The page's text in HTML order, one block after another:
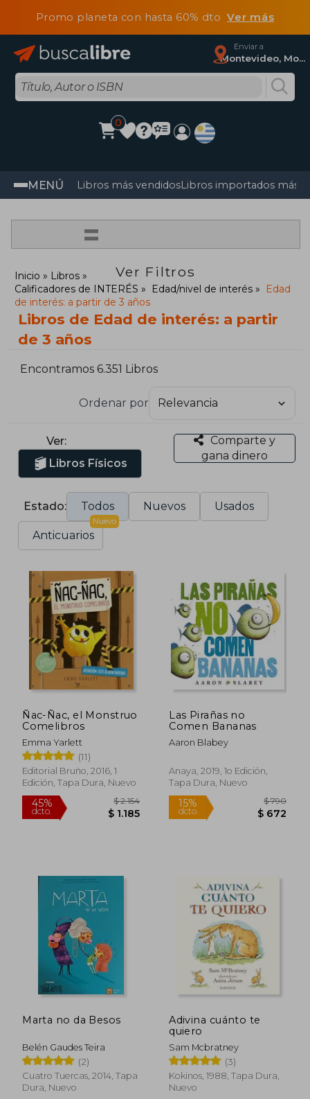
Promo planeta con hasta 60% dtoVer más
Enviar a
Montevideo, Montevideo
0
MENÚ Libros más vendidosLibros importados más
=
Ver Filtros
Inicio
Libros
Calificadores de INTERÉS
Edad/nivel de interés
Edad
de interés: a partir de 3 años
Libros de Edad de interés: a partir
de 3 años
Encontramos 6.351 Libros
Ordenar por
Ver:
Libros Físicos
Comparte y
gana dinero
Estado: Todos Nuevos Usados
Anticuarios
Nuevo
Ñac-Ñac, el Monstruo
Comelibros
Emma Yarlett
(11)
Editorial Bruño, 2016, 1
Edición, Tapa Dura, Nuevo
45%
dcto.
Las Pirañas no
Comen Bananas
Aaron Blabey
Anaya, 2019, 1o Edición,
Tapa Dura, Nuevo
15%
dcto.
Marta no da Besos
Belén Gaudes Teira
(2)
Cuatro Tuercas, 2014, Tapa
Dura, Nuevo
Adivina cuánto te
quiero
Sam Mcbratney
(3)
Kokinos, 1988, Tapa Dura,
Nuevo